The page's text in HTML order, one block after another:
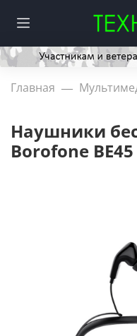
Главная
Наушники
Borofone